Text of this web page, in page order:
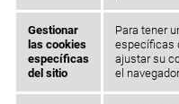
Gestionar
las cookies
específicas
del sitio
Para tener
específicas
ajustar su
el